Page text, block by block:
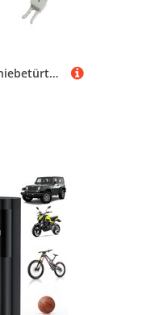
Schiebetürrollen, Schiebetürteile für Kleiderschranktüren, Räder, Rollen, Schrankschienenführungen, Schiebeschrankrollen, Tragkraft 20 kg